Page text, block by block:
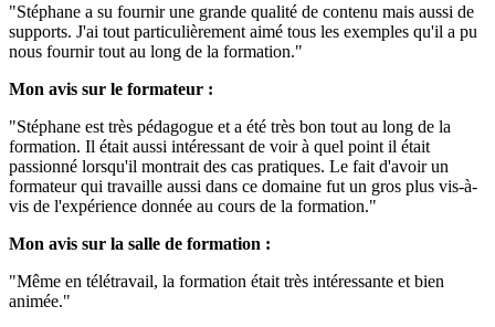
"Stéphane a su fournir une grande qualité de contenu mais aussi de
supports. J'ai tout particulièrement aimé tous les exemples qu'il a pu
nous fournir tout au long de la formation."
Mon avis sur le formateur :
"Stéphane est très pédagogue et a été très bon tout au long de la
formation. Il était aussi intéressant de voir à quel point il était
passionné lorsqu'il montrait des cas pratiques. Le fait d'avoir un
formateur qui travaille aussi dans ce domaine fut un gros plus vis-à-
vis de l'expérience donnée au cours de la formation."
Mon avis sur la salle de formation :
"Même en télétravail, la formation était très intéressante et bien
animée."